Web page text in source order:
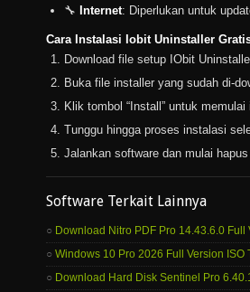
🔧 Internet: Diperlukan untuk
Cara Instalasi Iobit Uninstaller
Download file setup IObit
Buka file installer yang sudah di-
Klik tombol “Install” untuk memulai
Tunggu hingga proses instalasi
Jalankan software dan mulai
Software Terkait Lainnya
Download Nitro PDF Pro 14.43.6.0 Full
Windows 10 Pro 2026 Full Version
Download Hard Disk Sentinel Pro